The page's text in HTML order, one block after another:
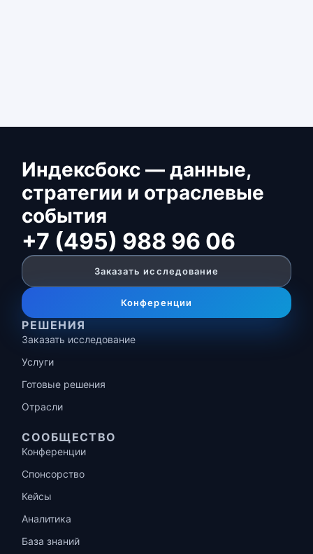
Индексбокс — данные,
стратегии и отраслевые
события
+7 (495) 988 96 06
Заказать исследование
Конференции
РЕШЕНИЯ
Заказать исследование
Услуги
Готовые решения
Отрасли
СООБЩЕСТВО
Конференции
Спонсорство
Кейсы
Аналитика
База знаний